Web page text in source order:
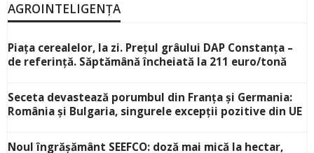
AGROINTELIGENȚA
Piața cerealelor, la zi. Prețul grâului DAP Constanța –
de referință. Săptămână încheiată la 211 euro/tonă
Seceta devastează porumbul din Franța și Germania:
România și Bulgaria, singurele excepții pozitive din UE
Noul îngrășământ SEEFCO: doză mai mică la hectar,